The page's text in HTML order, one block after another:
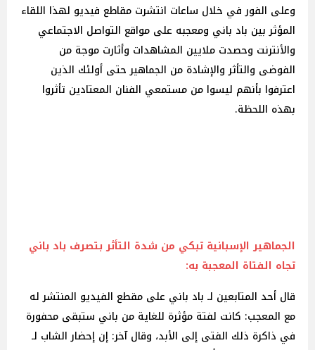
وعلى الفور في خلال ساعات انتشرت مقاطع فيديو لهذا اللقاء
المؤثر بين باد باني ومعجبه على مواقع التواصل الاجتماعي
والأنترنت وحصدت ملايين المشاهدات وأثارت موجة من
الفوضى والتأثر والإشادة من الجماهير حتى أولئك الذين
اعترفوا بأنهم ليسوا من مستمعي الفنان المعتادين تأثروا
بهذه اللحظة.
الجماهير الإسبانية تبكي من شدة التأثر بتصرف باد باني
تجاه الفتاة المعجبة به:
قال أحد المتابعين لـ باد باني على مقطع الفيديو المنتشر له
مع المعجب: كانت لفتة مؤثرة للغاية من باني ستبقى محفورة
في ذاكرة ذلك الفتى إلى الأبد، وقال آخر: إن إحضار الشاب لـ